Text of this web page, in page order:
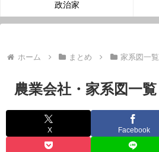
政治家
ホーム まとめ 家系図一覧
農業会社・家系図一覧
X Facebook